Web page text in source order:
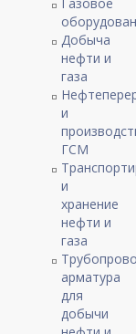
Добыча
нефти и
газа
и
ГСМ
и
хранение
нефти и
газа
арматура
для
добычи